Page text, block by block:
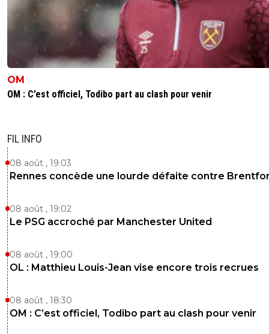
OM
OM : C’est officiel, Todibo part au clash pour venir
FIL INFO
08 août , 19:03
Rennes concède une lourde défaite contre
08 août , 19:02
Le PSG accroché par Manchester United
08 août , 19:00
OL : Matthieu Louis-Jean vise encore trois recrues
08 août , 18:30
OM : C’est officiel, Todibo part au clash pour venir